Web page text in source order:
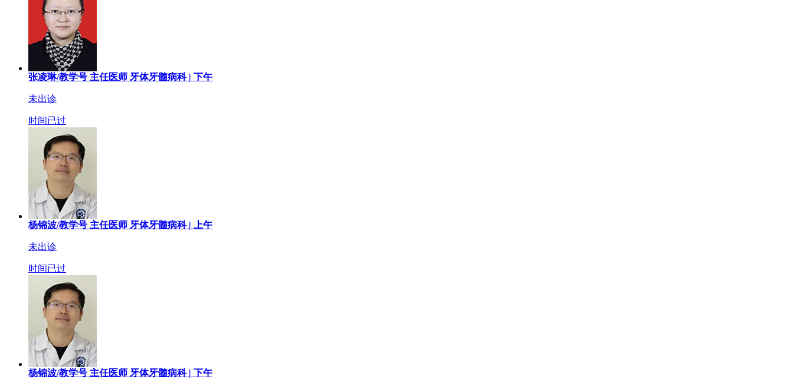
张凌琳/教学号 主任医师 牙体牙髓病科 | 下午
未出诊
时间已过
杨锦波/教学号 主任医师 牙体牙髓病科 | 上午
未出诊
时间已过
杨锦波/教学号 主任医师 牙体牙髓病科 | 下午